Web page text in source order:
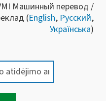
Машинный перевод /
(English, Русский,
Українська)